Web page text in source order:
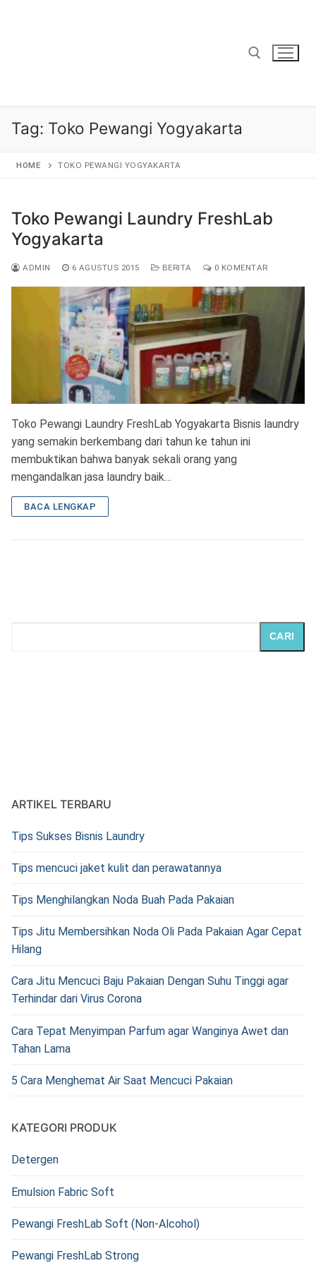
Tag: Toko Pewangi Yogyakarta
HOME TOKO PEWANGI YOGYAKARTA
Toko Pewangi Laundry FreshLab
Yogyakarta
ADMIN 6 AGUSTUS 2015 BERITA 0 KOMENTAR
Toko Pewangi Laundry FreshLab Yogyakarta Bisnis laundry
yang semakin berkembang dari tahun ke tahun ini
membuktikan bahwa banyak sekali orang yang
mengandalkan jasa laundry baik…
BACA LENGKAP
CARI
ARTIKEL TERBARU
Tips Sukses Bisnis Laundry
Tips mencuci jaket kulit dan perawatannya
Tips Menghilangkan Noda Buah Pada Pakaian
Tips Jitu Membersihkan Noda Oli Pada Pakaian Agar Cepat
Hilang
Cara Jitu Mencuci Baju Pakaian Dengan Suhu Tinggi agar
Terhindar dari Virus Corona
Cara Tepat Menyimpan Parfum agar Wanginya Awet dan
Tahan Lama
5 Cara Menghemat Air Saat Mencuci Pakaian
KATEGORI PRODUK
Detergen
Emulsion Fabric Soft
Pewangi FreshLab Soft (Non-Alcohol)
Pewangi FreshLab Strong